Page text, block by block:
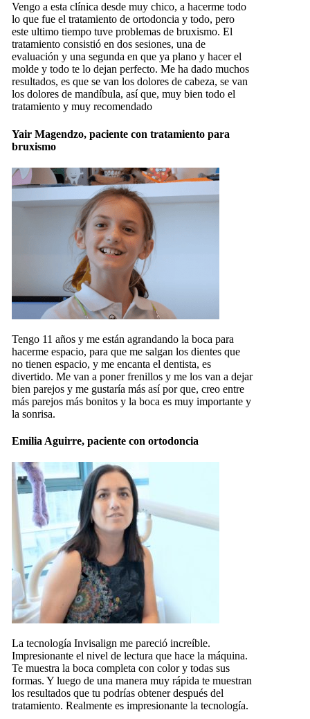
Vengo a esta clínica desde muy chico, a hacerme todo
lo que fue el tratamiento de ortodoncia y todo, pero
este ultimo tiempo tuve problemas de bruxismo. El
tratamiento consistió en dos sesiones, una de
evaluación y una segunda en que ya plano y hacer el
molde y todo te lo dejan perfecto. Me ha dado muchos
resultados, es que se van los dolores de cabeza, se van
los dolores de mandíbula, así que, muy bien todo el
tratamiento y muy recomendado
Yair Magendzo, paciente con tratamiento para
bruxismo
Tengo 11 años y me están agrandando la boca para
hacerme espacio, para que me salgan los dientes que
no tienen espacio, y me encanta el dentista, es
divertido. Me van a poner frenillos y me los van a dejar
bien parejos y me gustaría más así por que, creo entre
más parejos más bonitos y la boca es muy importante y
la sonrisa.
Emilia Aguirre, paciente con ortodoncia
La tecnología Invisalign me pareció increíble.
Impresionante el nivel de lectura que hace la máquina.
Te muestra la boca completa con color y todas sus
formas. Y luego de una manera muy rápida te muestran
los resultados que tu podrías obtener después del
tratamiento. Realmente es impresionante la tecnología.